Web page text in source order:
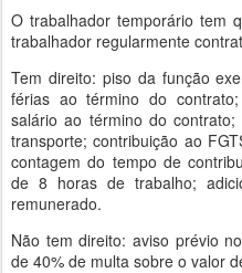
O trabalhador temporário tem
trabalhador regularmente
Tem direito: piso da função
férias ao término do
salário ao término do
transporte; contribuição ao
contagem do tempo de
de 8 horas de trabalho;
remunerado.
Não tem direito: aviso prévio
de 40% de multa sobre o valor